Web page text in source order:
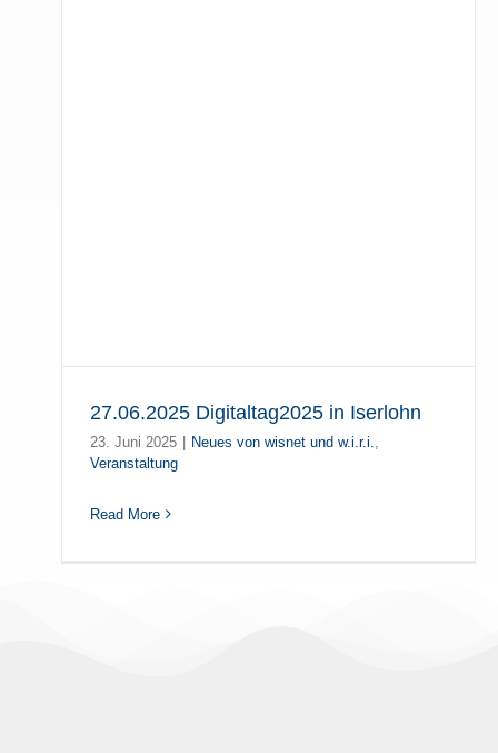
27.06.2025 Digitaltag2025 in Iserlohn
23. Juni 2025 | Neues von wisnet und w.i.r.i.
Veranstaltung
Read More